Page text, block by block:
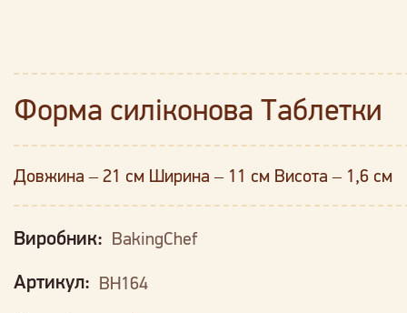
Форма силіконова Таблетки
Довжина – 21 см Ширина – 11 см Висота – 1,6 см
Виробник: BakingChef
Артикул: BH164